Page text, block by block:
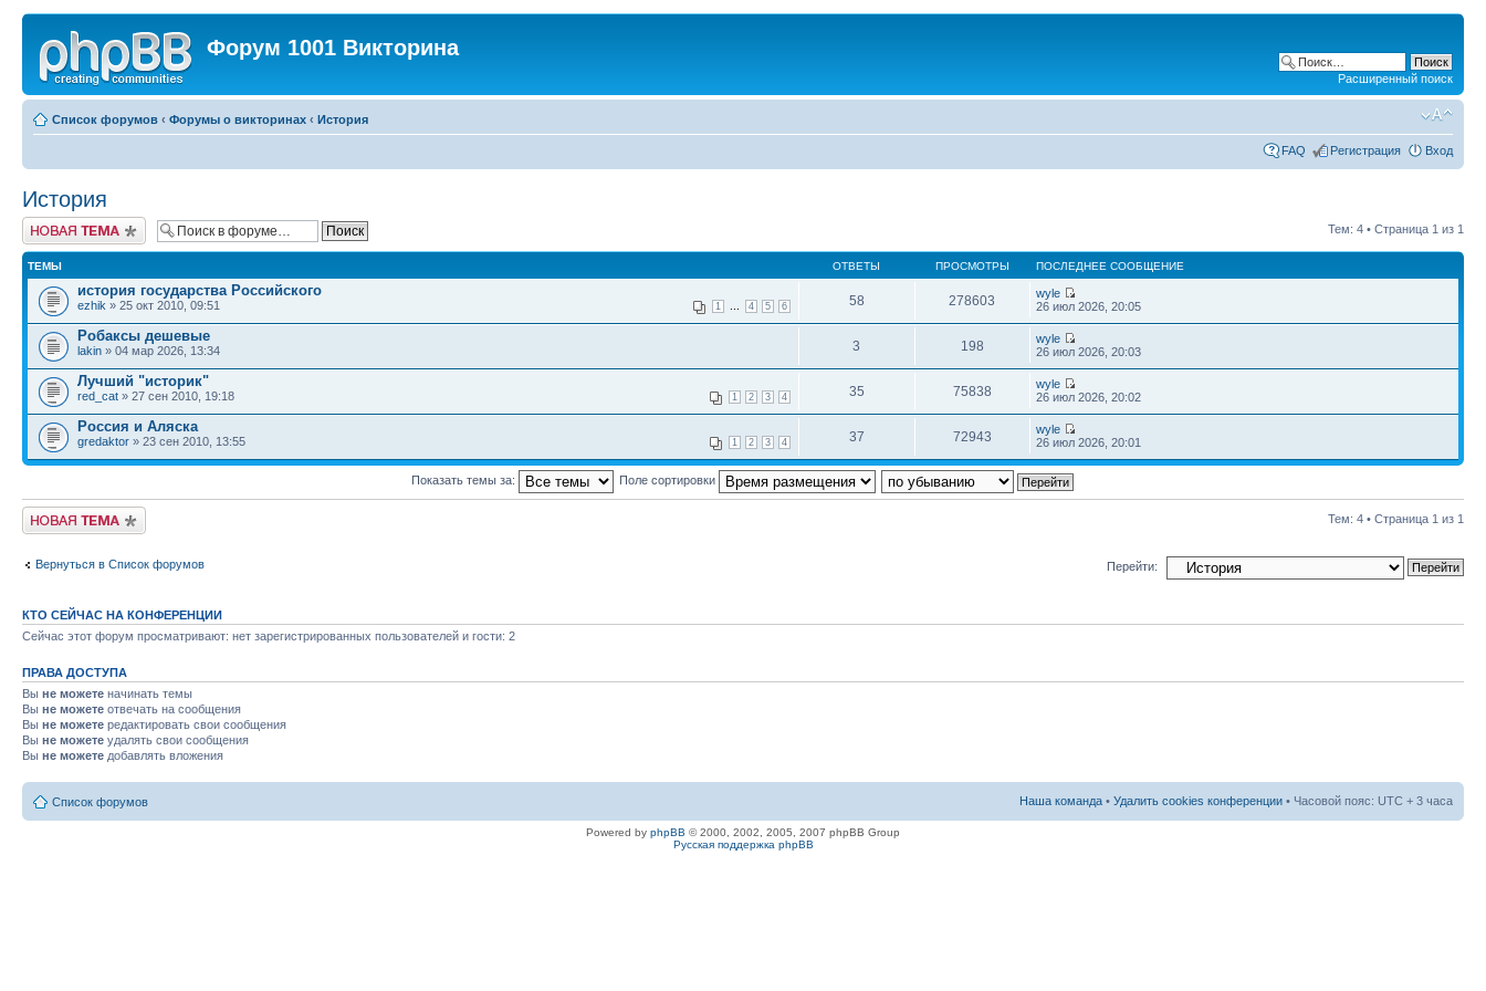
Форум 1001 Викторина
Расширенный поиск
Список форумов ‹ Форумы о викторинах ‹ История
FAQ Регистрация Вход
История
Новая тема Тем: 4 • Страница 1 из 1
ТЕМЫ ОТВЕТЫ ПРОСМОТРЫ ПОСЛЕДНЕЕ СООБЩЕНИЕ
история государства Российского
1 4 5 6
ezhik » 25 окт 2010, 09:51 58 278603
wyle
26 июл 2026, 20:05
Робаксы дешевые
lakin » 04 мар 2026, 13:34 3 198
wyle
26 июл 2026, 20:03
Лучший "историк"
1 2 3 4
red_cat » 27 сен 2010, 19:18 35 75838
wyle
26 июл 2026, 20:02
Россия и Аляска
1 2 3 4
gredaktor » 23 сен 2010, 13:55 37 72943
wyle
26 июл 2026, 20:01
Показать темы за: Поле сортировки
Новая тема Тем: 4 • Страница 1 из 1
Вернуться в Список форумов Перейти:
КТО СЕЙЧАС НА КОНФЕРЕНЦИИ
Сейчас этот форум просматривают: нет зарегистрированных пользователей и гости: 2
ПРАВА ДОСТУПА
Вы не можете начинать темы
Вы не можете отвечать на сообщения
Вы не можете редактировать свои сообщения
Вы не можете удалять свои сообщения
Вы не можете добавлять вложения
Список форумов Наша команда • Удалить cookies конференции • Часовой пояс: UTC + 3 часа
Powered by phpBB © 2000, 2002, 2005, 2007 phpBB Group
Русская поддержка phpBB